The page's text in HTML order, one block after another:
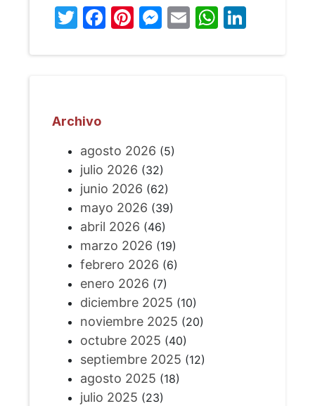
Twitter
Facebook
Pinterest
Messenger
Email
Archivo
agosto 2026 (5)
julio 2026 (32)
junio 2026 (62)
mayo 2026 (39)
abril 2026 (46)
marzo 2026 (19)
febrero 2026 (6)
enero 2026 (7)
diciembre 2025 (10)
noviembre 2025 (20)
octubre 2025 (40)
septiembre 2025 (12)
agosto 2025 (18)
julio 2025 (23)